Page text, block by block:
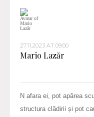
27.11.2023 AT 09:00
Mario Lazăr
N afara ei, pot apărea
structura clădirii și pot